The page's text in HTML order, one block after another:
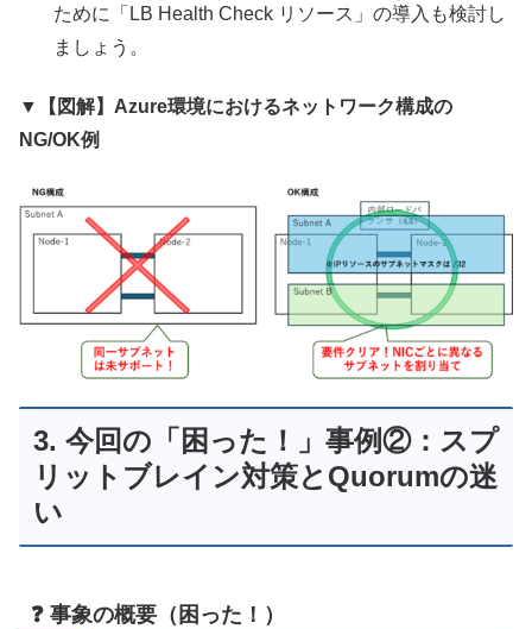
ために「LB Health Check リソース」の導入も検討し
ましょう。
▼【図解】Azure環境におけるネットワーク構成の
NG/OK例
3. 今回の「困った！」事例②：スプ
リットブレイン対策とQuorumの迷
い
❓ 事象の概要（困った！）